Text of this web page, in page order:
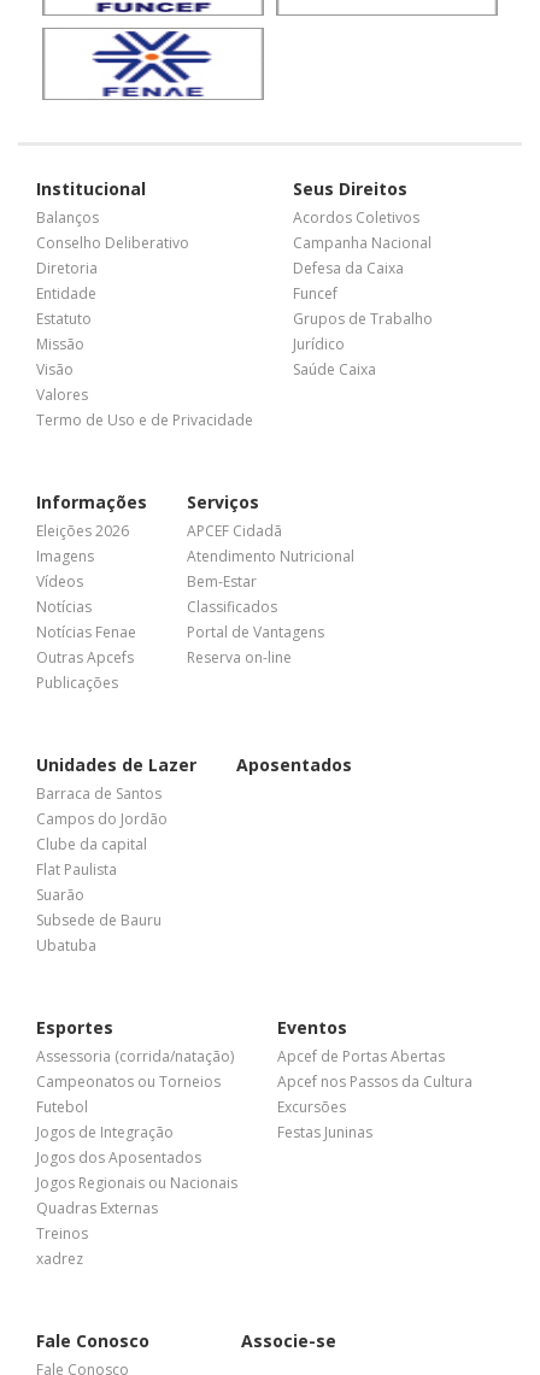
Institucional
Balanços
Conselho Deliberativo
Diretoria
Entidade
Estatuto
Missão
Visão
Valores
Termo de Uso e de Privacidade
Seus Direitos
Acordos Coletivos
Campanha Nacional
Defesa da Caixa
Funcef
Grupos de Trabalho
Jurídico
Saúde Caixa
Informações
Eleições 2026
Imagens
Vídeos
Notícias
Notícias Fenae
Outras Apcefs
Publicações
Serviços
APCEF Cidadã
Atendimento Nutricional
Bem-Estar
Classificados
Portal de Vantagens
Reserva on-line
Unidades de Lazer
Barraca de Santos
Campos do Jordão
Clube da capital
Flat Paulista
Suarão
Subsede de Bauru
Ubatuba
Aposentados
Esportes
Assessoria (corrida/natação)
Campeonatos ou Torneios
Futebol
Jogos de Integração
Jogos dos Aposentados
Jogos Regionais ou Nacionais
Quadras Externas
Treinos
xadrez
Eventos
Apcef de Portas Abertas
Apcef nos Passos da Cultura
Excursões
Festas Juninas
Fale Conosco
Fale Conosco
Associe-se